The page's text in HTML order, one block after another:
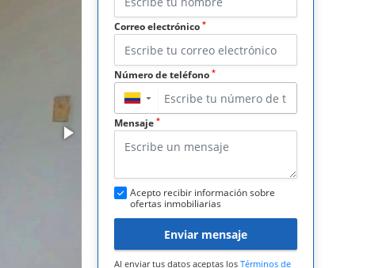
Correo electrónico *
Número de teléfono *
▼
Mensaje *
Acepto recibir información sobre
ofertas inmobiliarias
Enviar mensaje
Al enviar tus datos aceptas los Términos de